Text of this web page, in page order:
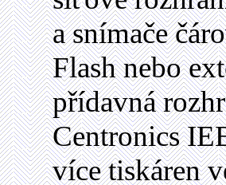
a snímače
Flash nebo
přídavná
Centronics
více tiskáren